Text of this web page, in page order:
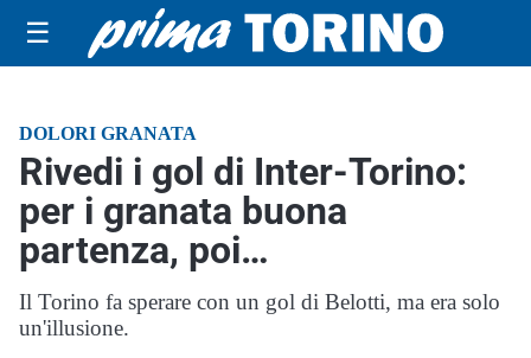
☰
DOLORI GRANATA
Rivedi i gol di Inter-Torino:
per i granata buona
partenza, poi…
Il Torino fa sperare con un gol di Belotti, ma era solo
un'illusione.